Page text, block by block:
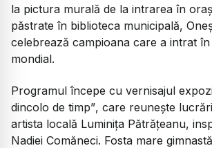
la pictura murală de la intrarea în
păstrate în biblioteca municipală,
celebrează campioana care a intrat
mondial.
Programul începe cu vernisajul
dincolo de timp”, care reunește
artista locală Luminița Pătrățeanu,
Nadiei Comăneci. Fosta mare